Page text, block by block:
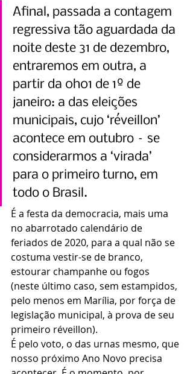
Afinal, passada a contagem
regressiva tão aguardada da
noite deste 31 de dezembro,
entraremos em outra, a
partir da 0h01 de 1º de
janeiro: a das eleições
municipais, cujo ‘réveillon’
acontece em outubro – se
considerarmos a ‘virada’
para o primeiro turno, em
todo o Brasil.
É a festa da democracia, mais uma
no abarrotado calendário de
feriados de 2020, para a qual não se
costuma vestir-se de branco,
estourar champanhe ou fogos
(neste último caso, sem estampidos,
pelo menos em Marília, por força de
legislação municipal, à prova de seu
primeiro réveillon).
É pelo voto, o das urnas mesmo, que
nosso próximo Ano Novo precisa